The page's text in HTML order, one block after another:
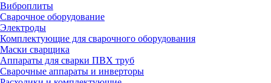
Виброплиты
Сварочное оборудование
Электроды
Комплектующие для сварочного оборудования
Маски сварщика
Аппараты для сварки ПВХ труб
Сварочные аппараты и инверторы